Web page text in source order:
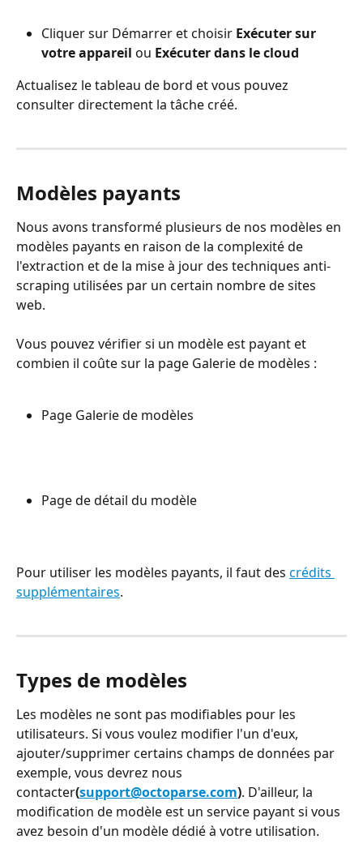
Cliquer sur Démarrer et choisir Exécuter sur
votre appareil ou Exécuter dans le cloud
Actualisez le tableau de bord et vous pouvez
consulter directement la tâche créé.
Modèles payants
Nous avons transformé plusieurs de nos modèles en
modèles payants en raison de la complexité de
l'extraction et de la mise à jour des techniques anti-
scraping utilisées par un certain nombre de sites
web.
Vous pouvez vérifier si un modèle est payant et
combien il coûte sur la page Galerie de modèles :
Page Galerie de modèles
Page de détail du modèle
Pour utiliser les modèles payants, il faut des crédits
supplémentaires.
Types de modèles
Les modèles ne sont pas modifiables pour les
utilisateurs. Si vous voulez modifier l'un d'eux,
ajouter/supprimer certains champs de données par
exemple, vous devrez nous
contacter(support@octoparse.com). D'ailleur, la
modification de modèle est un service payant si vous
avez besoin d'un modèle dédié à votre utilisation.